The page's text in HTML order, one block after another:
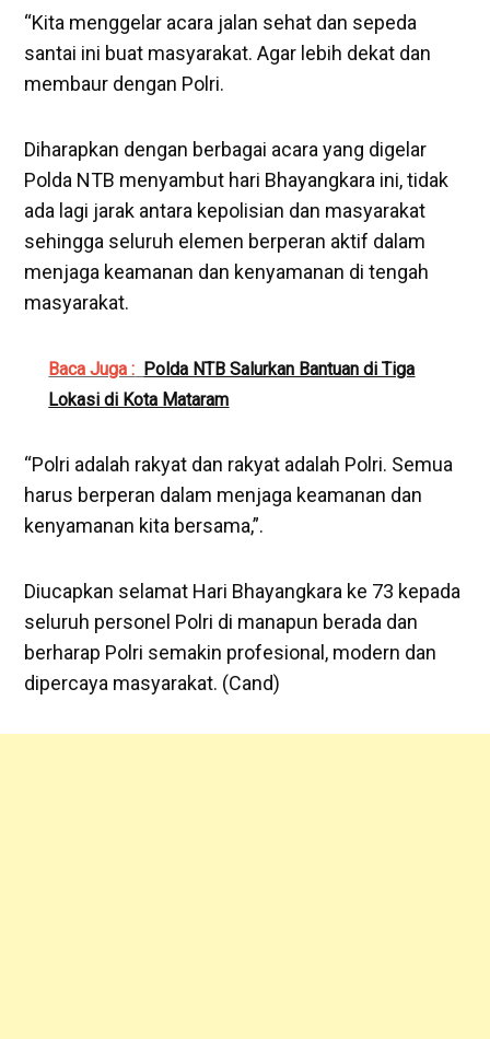
“Kita menggelar acara jalan sehat dan sepeda
santai ini buat masyarakat. Agar lebih dekat dan
membaur dengan Polri.
Diharapkan dengan berbagai acara yang digelar
Polda NTB menyambut hari Bhayangkara ini, tidak
ada lagi jarak antara kepolisian dan masyarakat
sehingga seluruh elemen berperan aktif dalam
menjaga keamanan dan kenyamanan di tengah
masyarakat.
Baca Juga : Polda NTB Salurkan Bantuan di Tiga
Lokasi di Kota Mataram
“Polri adalah rakyat dan rakyat adalah Polri. Semua
harus berperan dalam menjaga keamanan dan
kenyamanan kita bersama,”.
Diucapkan selamat Hari Bhayangkara ke 73 kepada
seluruh personel Polri di manapun berada dan
berharap Polri semakin profesional, modern dan
dipercaya masyarakat. (Cand)